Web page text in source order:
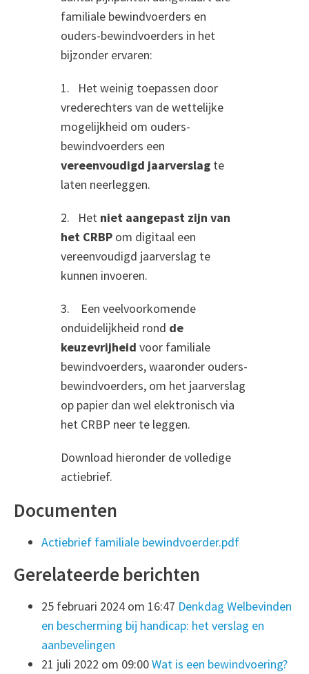
familiale bewindvoerders en
ouders-bewindvoerders in het
bijzonder ervaren:
1. Het weinig toepassen door
vrederechters van de wettelijke
mogelijkheid om ouders-
bewindvoerders een
vereenvoudigd jaarverslag te
laten neerleggen.
2. Het niet aangepast zijn van
het CRBP om digitaal een
vereenvoudigd jaarverslag te
kunnen invoeren.
3. Een veelvoorkomende
onduidelijkheid rond de
keuzevrijheid voor familiale
bewindvoerders, waaronder ouders-
bewindvoerders, om het jaarverslag
op papier dan wel elektronisch via
het CRBP neer te leggen.
Download hieronder de volledige
actiebrief.
Documenten
Actiebrief familiale bewindvoerder.pdf
Gerelateerde berichten
25 februari 2024 om 16:47 Denkdag Welbevinden
en bescherming bij handicap: het verslag en
aanbevelingen
21 juli 2022 om 09:00Wat is een bewindvoering?